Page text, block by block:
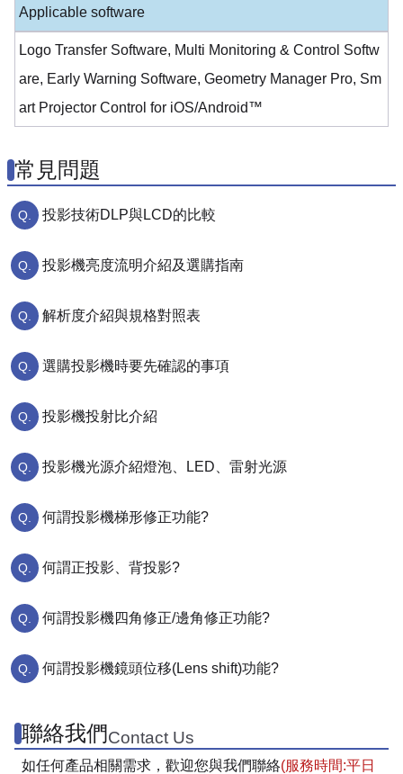
Applicable software
Logo Transfer Software, Multi Monitoring & Control Softw
are, Early Warning Software, Geometry Manager Pro, Sm
art Projector Control for iOS/Android™
常見問題
投影技術DLP與LCD的比較
投影機亮度流明介紹及選購指南
解析度介紹與規格對照表
選購投影機時要先確認的事項
投影機投射比介紹
投影機光源介紹燈泡、LED、雷射光源
何謂投影機梯形修正功能?
何謂正投影、背投影?
何謂投影機四角修正/邊角修正功能?
何謂投影機鏡頭位移(Lens shift)功能?
聯絡我們Contact Us
如任何產品相關需求，歡迎您與我們聯絡(服務時間:平日